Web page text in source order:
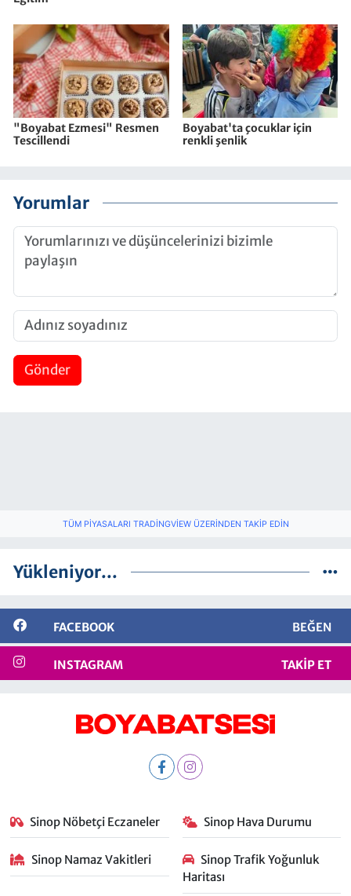
"Boyabat Ezmesi" Resmen
Tescillendi
Boyabat'ta çocuklar için
renkli şenlik
Yorumlar
Gönder
TÜM PIYASALARI TRADINGVIEW ÜZERINDEN TAKIP EDIN
Yükleniyor...
FACEBOOK BEĞEN
INSTAGRAM TAKIP ET
Sinop Nöbetçi Eczaneler Sinop Hava Durumu
Sinop Namaz Vakitleri
Sinop Trafik Yoğunluk
Haritası